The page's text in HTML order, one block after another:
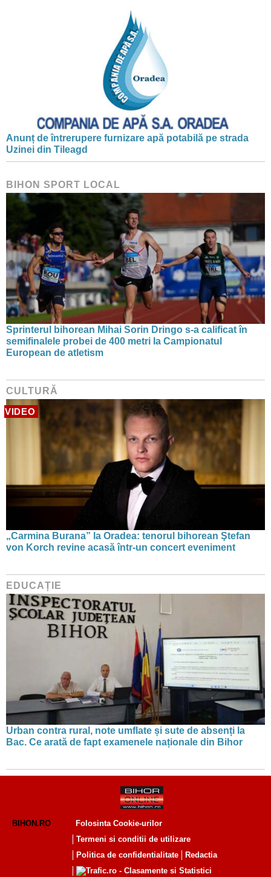
Anunț de întrerupere furnizare apă potabilă pe strada
Uzinei din Tileagd
BIHON SPORT LOCAL
Sprinterul bihorean Mihai Sorin Dringo s-a calificat în
semifinalele probei de 400 metri la Campionatul
European de atletism
CULTURĂ
VIDEO
„Carmina Burana” la Oradea: tenorul bihorean Ştefan
von Korch revine acasă într-un concert eveniment
EDUCAȚIE
Urban contra rural, note umflate și sute de absenți la
Bac. Ce arată de fapt examenele naționale din Bihor
BIHON.RO
Folosinta Cookie-urilor
Termeni si conditii de utilizare
Politica de confidentialitate
Redactia